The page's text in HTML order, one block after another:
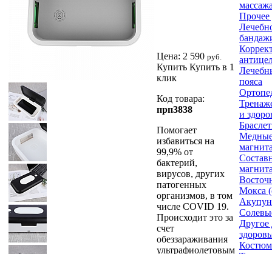
Цена: 2 590 руб.
Купить Купить в 1
клик
Код товара:
прп3838
Помогает
избавиться на
99,9% от
бактерий,
вирусов, других
патогенных
организмов, в том
числе COVID 19.
Происходит это за
счет
обеззараживания
ультрафиолетовым
Прочее
пояса
и
Медные
Мокса
Другое